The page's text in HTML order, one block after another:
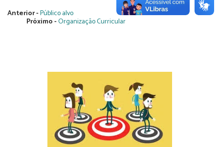
Anterior -Público alvo
Próximo -Organização Curricular